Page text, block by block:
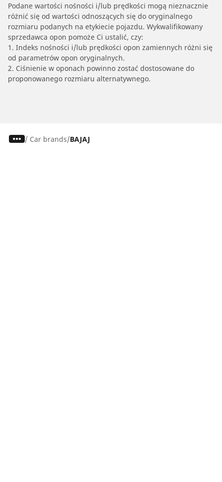
Podane wartości nośności i/lub prędkości mogą nieznacznie
różnić się od wartości odnoszących się do oryginalnego
rozmiaru podanych na etykiecie pojazdu. Wykwalifikowany
sprzedawca opon pomoże Ci ustalić, czy:
1. Indeks nośności i/lub prędkości opon zamiennych różni się
od parametrów opon oryginalnych.
2. Ciśnienie w oponach powinno zostać dostosowane do
proponowanego rozmiaru alternatywnego.
/ Car brands BAJAJ